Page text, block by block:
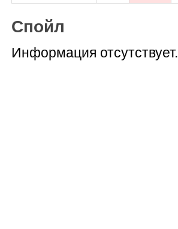
Спойл
Информация отсутствует.